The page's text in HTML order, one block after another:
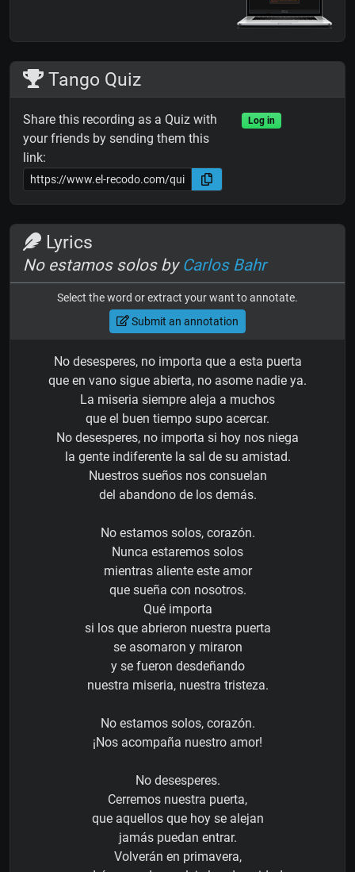
Tango Quiz
Share this recording as a Quiz with
your friends by sending them this
link:
Log in
Lyrics
No estamos solos by Carlos Bahr
Select the word or extract your want to annotate.
Submit an annotation
No desesperes, no importa que a esta puerta
que en vano sigue abierta, no asome nadie ya.
La miseria siempre aleja a muchos
que el buen tiempo supo acercar.
No desesperes, no importa si hoy nos niega
la gente indiferente la sal de su amistad.
Nuestros sueños nos consuelan
del abandono de los demás.
No estamos solos, corazón.
Nunca estaremos solos
mientras aliente este amor
que sueña con nosotros.
Qué importa
si los que abrieron nuestra puerta
se asomaron y miraron
y se fueron desdeñando
nuestra miseria, nuestra tristeza.
No estamos solos, corazón.
¡Nos acompaña nuestro amor!
No desesperes.
Cerremos nuestra puerta,
que aquellos que hoy se alejan
jamás puedan entrar.
Volverán en primavera,